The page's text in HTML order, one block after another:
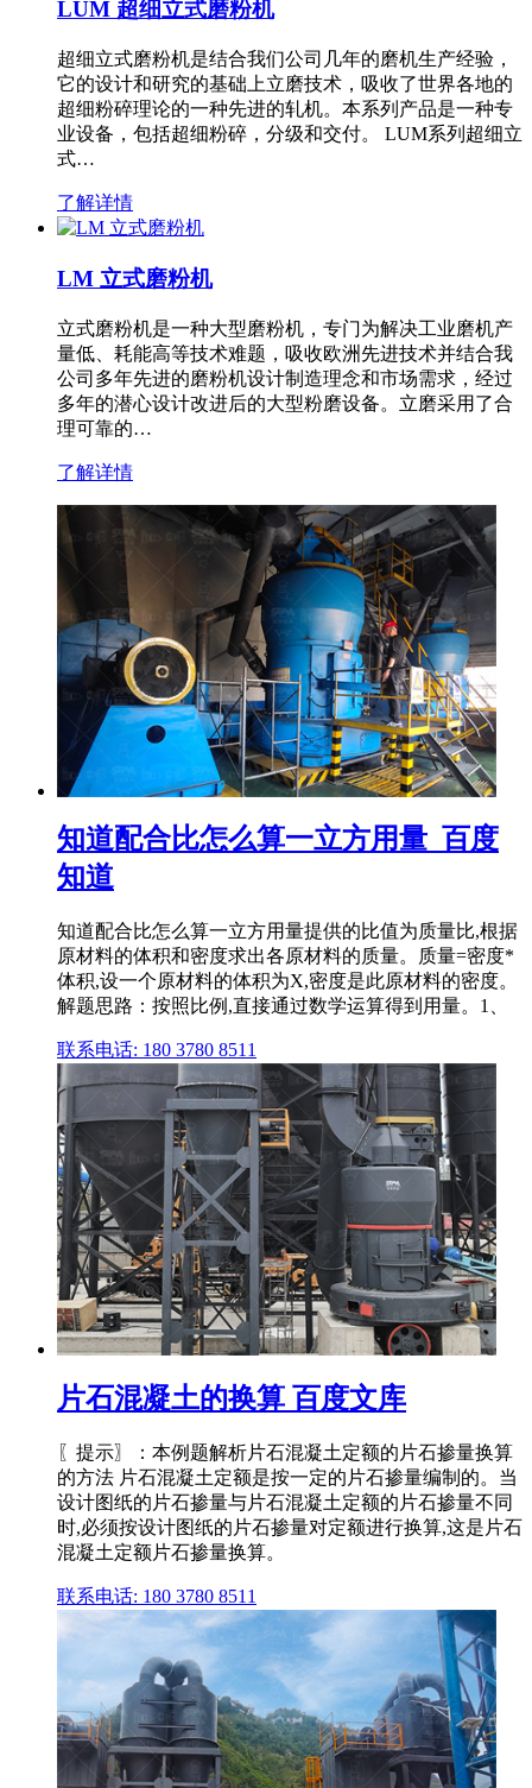
LUM 超细立式磨粉机
超细立式磨粉机是结合我们公司几年的磨机生产经验，
它的设计和研究的基础上立磨技术，吸收了世界各地的
超细粉碎理论的一种先进的轧机。本系列产品是一种专
业设备，包括超细粉碎，分级和交付。 LUM系列超细立
式…
了解详情
LM 立式磨粉机
立式磨粉机是一种大型磨粉机，专门为解决工业磨机产
量低、耗能高等技术难题，吸收欧洲先进技术并结合我
公司多年先进的磨粉机设计制造理念和市场需求，经过
多年的潜心设计改进后的大型粉磨设备。立磨采用了合
理可靠的…
了解详情
知道配合比怎么算一立方用量_百度
知道
知道配合比怎么算一立方用量提供的比值为质量比,根据
原材料的体积和密度求出各原材料的质量。质量=密度*
体积,设一个原材料的体积为X,密度是此原材料的密度。
解题思路：按照比例,直接通过数学运算得到用量。1、
联系电话: 180 3780 8511
片石混凝土的换算 百度文库
〖提示〗：本例题解析片石混凝土定额的片石掺量换算
的方法 片石混凝土定额是按一定的片石掺量编制的。当
设计图纸的片石掺量与片石混凝土定额的片石掺量不同
时,必须按设计图纸的片石掺量对定额进行换算,这是片石
混凝土定额片石掺量换算。
联系电话: 180 3780 8511